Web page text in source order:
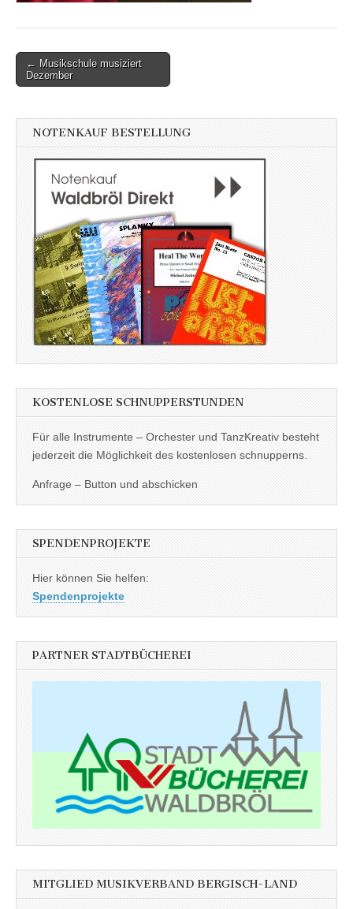
Post
navigation
← Musikschule musiziert
Dezember
NOTENKAUF BESTELLUNG
KOSTENLOSE SCHNUPPERSTUNDEN
Für alle Instrumente – Orchester und TanzKreativ besteht
jederzeit die Möglichkeit des kostenlosen schnupperns.
Anfrage – Button und abschicken
SPENDENPROJEKTE
Hier können Sie helfen:
Spendenprojekte
PARTNER STADTBÜCHEREI
MITGLIED MUSIKVERBAND BERGISCH-LAND